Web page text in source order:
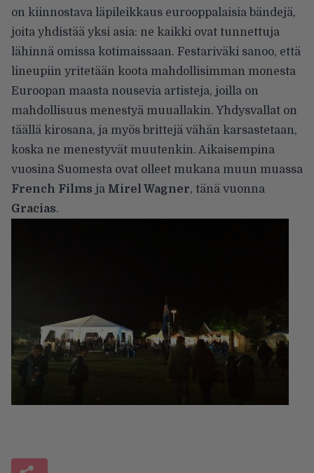
on kiinnostava läpileikkaus eurooppalaisia bändejä,
joita yhdistää yksi asia: ne kaikki ovat tunnettuja
lähinnä omissa kotimaissaan. Festariväki sanoo, että
lineupiin yritetään koota mahdollisimman monesta
Euroopan maasta nousevia artisteja, joilla on
mahdollisuus menestyä muuallakin. Yhdysvallat on
täällä kirosana, ja myös brittejä vähän karsastetaan,
koska ne menestyvät muutenkin. Aikaisempina
vuosina Suomesta ovat olleet mukana muun muassa
French Films ja Mirel Wagner, tänä vuonna
Gracias.